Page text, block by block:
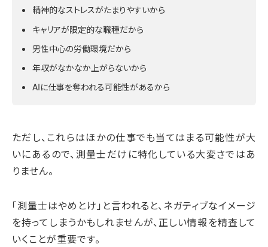
精神的なストレスがたまりやすいから
キャリアが限定的な職種だから
男性中心の労働環境だから
年収がなかなか上がらないから
AIに仕事を奪われる可能性があるから
ただし、これらはほかの仕事でも当てはまる可能性が大
いにあるので、測量士だけに特化している大変さではあ
りません。
「測量士はやめとけ」と言われると、ネガティブなイメージ
を持ってしまうかもしれませんが、正しい情報を精査して
いくことが重要です。